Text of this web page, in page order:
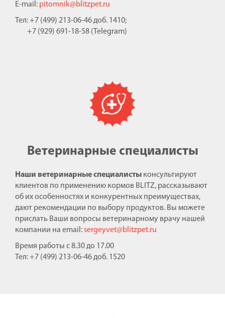
E-mail: pitomnik@blitzpet.ru
Тел: +7 (499) 213-06-46 доб. 1410;
+7 (929) 691-18-58 (Telegram)
Ветеринарные специалисты
Наши ветеринарные специалисты консультируют
клиентов по применению кормов BLITZ, рассказывают
об их особенностях и конкурентных преимуществах,
дают рекомендации по выбору продуктов. Вы можете
прислать Ваши вопросы ветеринарному врачу нашей
компании на email:sergeyvet@blitzpet.ru
Время работы с 8.30 до 17.00
Тел: +7 (499) 213-06-46 доб. 1520